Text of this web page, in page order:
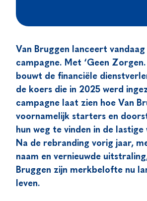
Van Bruggen lanceert vandaag
campagne. Met ‘Geen Zorgen.
bouwt de financiële
de koers die in 2025 werd
campagne laat zien hoe Van
voornamelijk starters en
hun weg te vinden in de
Na de rebranding vorig jaar,
naam en vernieuwde
Bruggen zijn merkbelofte nu
leven.